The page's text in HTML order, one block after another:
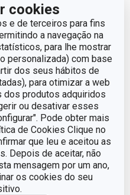
cookies
e de terceiros para fins
a navegação na
para lhe mostrar
personalizada) com base
dos seus hábitos de
para otimizar a web
dos produtos adquiridos
ou desativar esses
Pode obter mais
de Cookies Clique no
que leu e aceitou as
Depois de aceitar, não
mensagem por um ano,
os cookies do seu
Disponível na loja online
COMPRAR
preparado,
lo num
torne-o ainda mais
de vidrocom tampa
laço elegante. Estes
como também